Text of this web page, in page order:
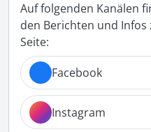
Auf folgenden Kanälen
den Berichten und
Seite:
Facebook
Instagram